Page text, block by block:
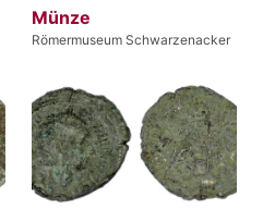
Münze
Römermuseum Schwarzenacker